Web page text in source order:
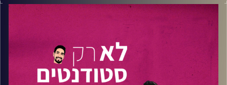
16:37
–אור מאיר לוי –
מנהל מוצר מוביל ב- ONE ZERO
הבנק הדיגיטלי הראשון. אור מספר לנו על השירות החדשני
והמתקדם שהבנק מביא לשוק, מה הבנק הזה שונה מאחרים
ולמי בכלל מתאים הבנק הזה?
הלינקדין של אור
הלינקדין של אקסלרטור מומנטום:לחצו כאן
פז נפל בקרב במבצע "צוק איתן" ביום כ״ה בתמוז
התשע"ד(23.7.2014) .
בעת שפז, מפקד צוות בפלחה״ן צנחנים הניצב בראש חייליו,
ניסה להיכנס לביתו של חשוד ברצועת עזה, הופעל נגד הכח
מטען עוצמתי שהרג אותו. יחד איתו נפלו סמל ראשון שחר